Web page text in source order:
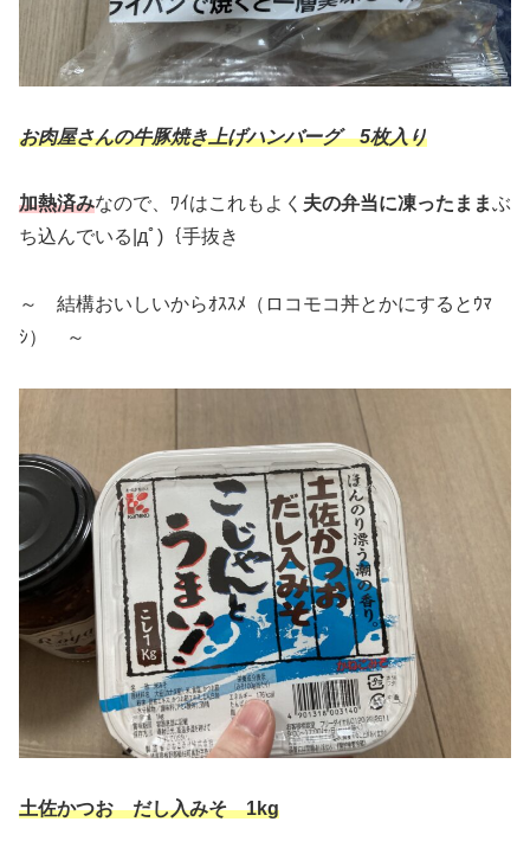
お肉屋さんの牛豚焼き上げハンバーグ 5枚入り
加熱済みなので、ﾜｲはこれもよく 夫の弁当に凍ったままぶ
ち込んでいる|дﾟ)｛手抜き
～ 結構おいしいからｵｽｽﾒ（ロコモコ丼とかにするとｳﾏ
ｼ） ～
土佐かつお だし入みそ 1kg